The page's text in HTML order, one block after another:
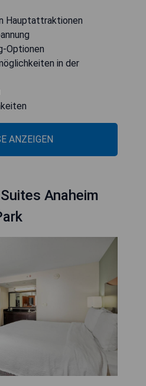
Hauptattraktionen
Optionen
in der
ANZEIGEN
Anaheim